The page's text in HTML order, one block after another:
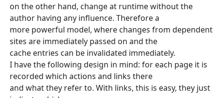
on the other hand, change at runtime without the
author having any influence. Therefore a
more powerful model, where changes from dependent
sites are immediately passed on and the
cache entries can be invalidated immediately.
I have the following design in mind: for each page it is
recorded which actions and links there
and what they refer to. With links, this is easy, they just